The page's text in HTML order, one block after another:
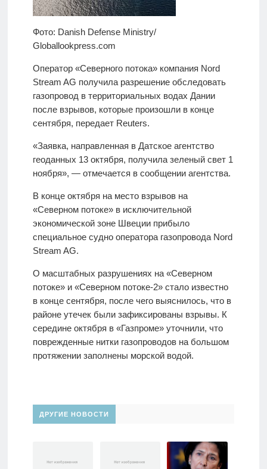
Фото: Danish Defense Ministry/
Globallookpress.com
Оператор «Северного потока» компания Nord
Stream AG получила разрешение обследовать
газопровод в территориальных водах Дании
после взрывов, которые произошли в конце
сентября, передает Reuters.
«Заявка, направленная в Датское агентство
геоданных 13 октября, получила зеленый свет 1
ноября», — отмечается в сообщении агентства.
В конце октября на место взрывов на
«Северном потоке» в исключительной
экономической зоне Швеции прибыло
специальное судно оператора газопровода Nord
Stream AG.
О масштабных разрушениях на «Северном
потоке» и «Северном потоке-2» стало известно
в конце сентября, после чего выяснилось, что в
районе утечек были зафиксированы взрывы. К
середине октября в «Газпроме» уточнили, что
поврежденные нитки газопроводов на большом
протяжении заполнены морской водой.
ДРУГИЕ НОВОСТИ